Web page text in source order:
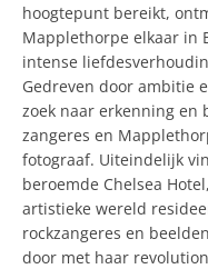
hoogtepunt bereikt,
Mapplethorpe elkaar in
intense
Gedreven door ambitie
zoek naar erkenning en
zangeres en
fotograaf. Uiteindelijk
beroemde Chelsea
artistieke wereld
rockzangeres en
door met haar